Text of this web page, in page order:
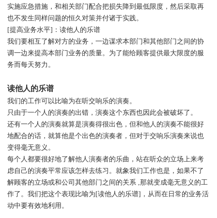
实施应急措施，和相关部门配合把损失降到最低限度，然后采取再
也不发生同样问题的恒久对策并付诸于实践。
[提高业务水平]：读他人的乐谱
我们要相互了解对方的业务，一边谋求本部门和其他部门之间的协
调一边来提高本部门业务的质量。为了能给顾客提供最大限度的服
务而每天努力。
读他人的乐谱
我们的工作可以比喻为在听交响乐的演奏。
只由于一个人的演奏的出错，演奏这个东西也因此会被破坏了。
还有一个人的演奏就算是演奏得很出色，但和他人的演奏不能很好
地配合的话，就算他是个出色的演奏者，但对于交响乐演奏来说也
变得毫无意义。
每个人都要很好地了解他人演奏者的乐曲，站在听众的立场上来考
虑自己的演奏平常应该怎样去练习。就象我们工作也是，如果不了
解顾客的立场或和公司其他部门之间的关系 ,那就变成毫无意义的工
作了。我们把这个表现比喻为[读他人的乐谱]，从而在日常的业务活
动中要有效地利用。